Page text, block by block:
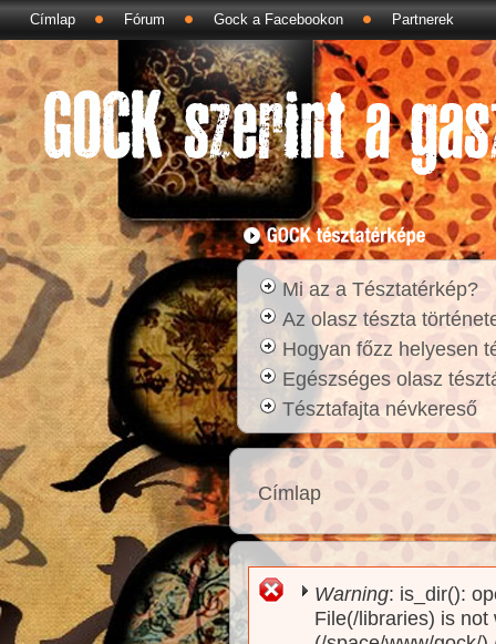
Címlap Fórum Gock a Facebookon Partnerek
Mi az a Tésztatérkép?
Az olasz tészta
Hogyan főzz helyesen
Egészséges olasz
Tésztafajta névkereső
Címlap
Hibaüzenet
Warning: is_dir():
File(/libraries) is